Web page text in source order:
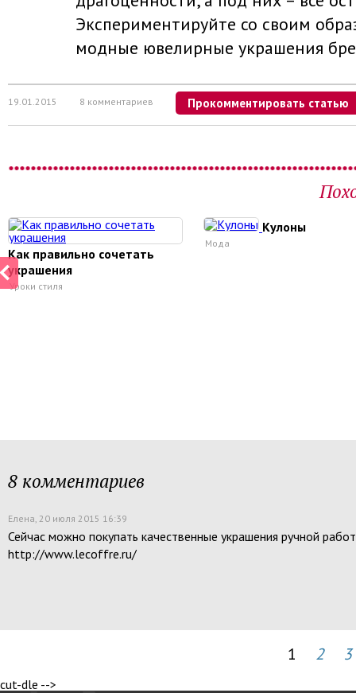
Экспериментируйте со своим
модные ювелирные украшения
19.01.2015 8 комментариев Прокомментировать статью
Как правильно сочетать
украшения
Уроки стиля
Кулоны
Мода
8 комментариев
Елена, 20 июля 2015 16:39
Сейчас можно покупать качественные украшения ручной
http://www.lecoffre.ru/
1 2 3
cut-dle -->